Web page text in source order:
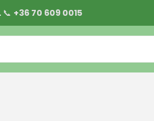
📞 +36 70 609 0015